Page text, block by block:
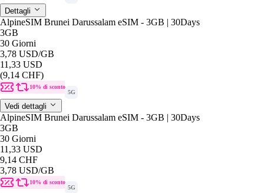
Dettagli
AlpineSIM Brunei Darussalam eSIM - 3GB | 30Days
3GB
30 Giorni
3,78 USD/GB
11,33 USD
(9,14 CHF)
10% di sconto
5G
Vedi dettagli
AlpineSIM Brunei Darussalam eSIM - 3GB | 30Days
3GB
30 Giorni
11,33 USD
9,14 CHF
3,78 USD/GB
10% di sconto
5G